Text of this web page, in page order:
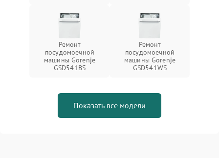
Ремонт
посудомоечной
машины Gorenje
GSD541BS
Ремонт
посудомоечной
машины Gorenje
GSD541WS
Показать все модели